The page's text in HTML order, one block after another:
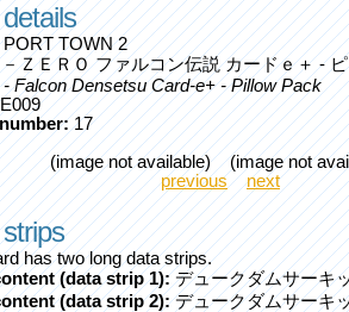
PORT TOWN 2
ＺＥＲＯ ファルコン伝説 カードｅ＋ -
- Falcon Densetsu Card-e+ - Pillow Pack
17
(image not available) (image not
previous
next
has two long data strips.
(data strip 1):デュークダムサーキ
(data strip 2):デュークダムサーキ